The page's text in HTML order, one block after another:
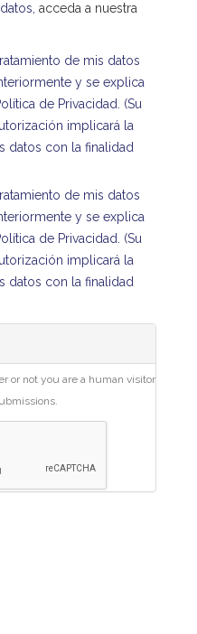
acceda a nuestra
de mis datos
y se explica
de Privacidad. (Su
implicará la
datos con la finalidad
de mis datos
y se explica
de Privacidad. (Su
implicará la
datos con la finalidad
or not you are a human visitor